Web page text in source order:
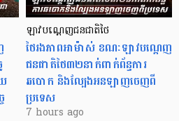
ឡាវបណ្តេញជនជាតិថៃ
ថៃរងភាពអាម៉ាស់ ខណៈឡាវបណ្តេញ
ជនជាតិថៃ៣២នាក់ពាក់ព័ន្ធការ
ឆបោក និងល្បែងអនឡាញចេញពី
ប្រទេស
7 hours ago